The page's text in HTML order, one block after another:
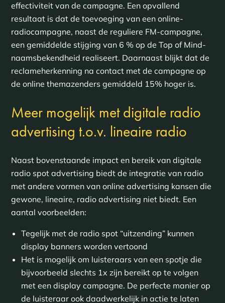
effectiviteit van de campagne. Een opvallend
resultaat is dat de toevoeging van een online-
radiocampagne, naast de reguliere FM-campagne,
een gemiddelde stijging van 6 % op de Top of Mind-
naamsbekendheid realiseert. Daarnaast blijkt dat de
reclameherkenning na contact met de campagne op
de online themazenders gemiddeld 15% hoger is.
Meer mogelijk met digitale radio
advertising t.o.v. lineaire radio
Naast bovenstaande impact en bereik van digitale
radio spot advertising biedt de integratie van radio
met andere vormen van online advertising kansen die
gewone, lineaire, radio advertising niet biedt. Een
aantal voorbeelden:
Tegelijk met de radio spot “uitzending” kunnen
display banners worden vertoond
Het is mogelijk om luisteraars van een spotje die
bijvoorbeeld slechts 1x zijn bereikt op te volgen
met een display campagne. De perfecte manier op
de luisteraar ook daadwerkelijk in actie te laten